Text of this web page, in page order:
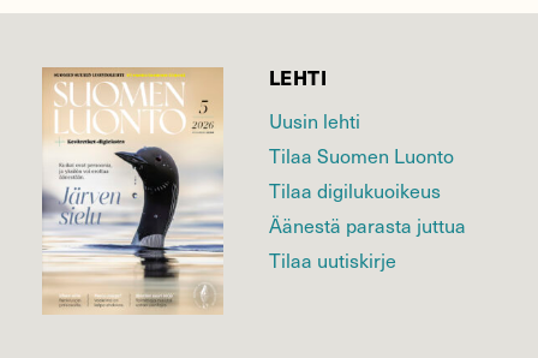
LEHTI
Uusin lehti
Tilaa Suomen Luonto
Tilaa digilukuoikeus
Äänestä parasta juttua
Tilaa uutiskirje